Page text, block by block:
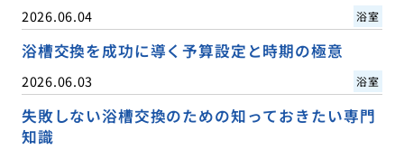
2026.06.04 浴室
浴槽交換を成功に導く予算設定と時期の極意
2026.06.03 浴室
失敗しない浴槽交換のための知っておきたい専門
知識